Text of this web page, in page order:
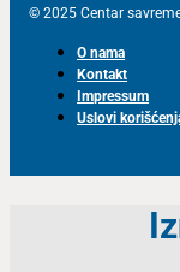
© 2025 Centar
O nama
Kontakt
Impressum
Uslovi